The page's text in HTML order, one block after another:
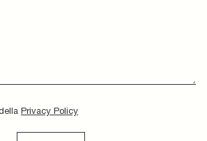
Privacy Policy